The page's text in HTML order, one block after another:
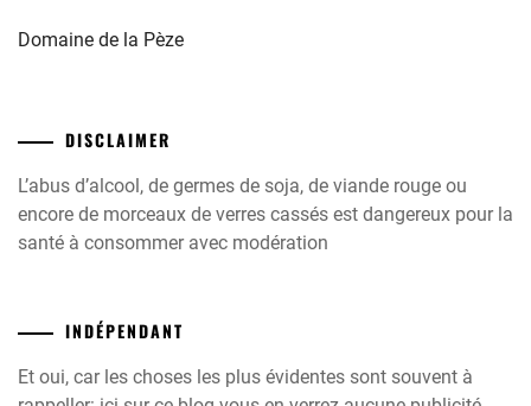
Domaine de la Pèze
DISCLAIMER
L’abus d’alcool, de germes de soja, de viande rouge ou
encore de morceaux de verres cassés est dangereux pour la
santé à consommer avec modération
INDÉPENDANT
Et oui, car les choses les plus évidentes sont souvent à